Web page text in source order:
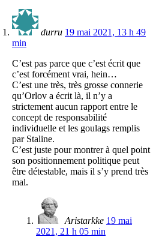
durru 19 mai 2021, 13 h 49
min
C’est pas parce que c’est écrit que
c’est forcément vrai, hein…
C’est une très, très grosse connerie
qu’Orlov a écrit là, il n’y a
strictement aucun rapport entre le
concept de responsabilité
individuelle et les goulags remplis
par Staline.
C’est juste pour montrer à quel point
son positionnement politique peut
être détestable, mais il s’y prend très
mal.
Aristarkke 19 mai
2021, 21 h 05 min